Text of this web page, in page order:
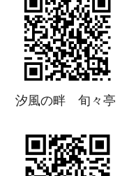
汐風の畔 旬々亭